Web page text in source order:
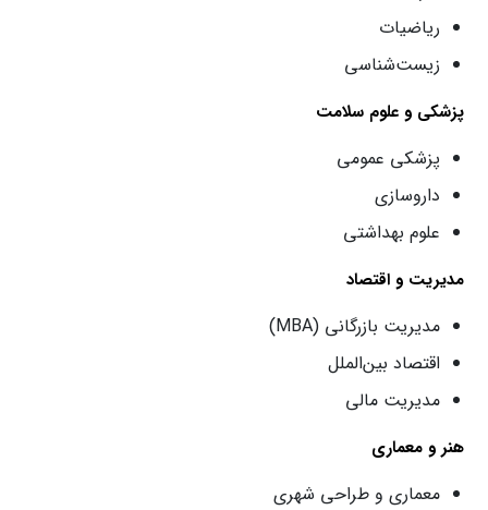
ریاضیات
زیست‌شناسی
پزشکی و علوم سلامت
پزشکی عمومی
داروسازی
علوم بهداشتی
مدیریت و اقتصاد
مدیریت بازرگانی (MBA)
اقتصاد بین‌الملل
مدیریت مالی
هنر و معماری
معماری و طراحی شهری